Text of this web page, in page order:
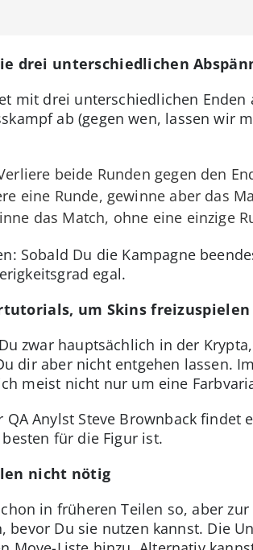
drei unterschiedlichen
mit drei unterschiedlichen
ab (gegen wen, lassen wir
beide Runden gegen den
eine Runde, gewinne aber das
das Match, ohne eine einzige
Sobald Du die Kampagne
egal.
um Skins freizuspielen
zwar hauptsächlich in der
dir aber nicht entgehen lassen.
meist nicht nur um eine
Anylst Steve Brownback findet
für die Figur ist.
nicht nötig
in früheren Teilen so, aber
bevor Du sie nutzen kannst. Die